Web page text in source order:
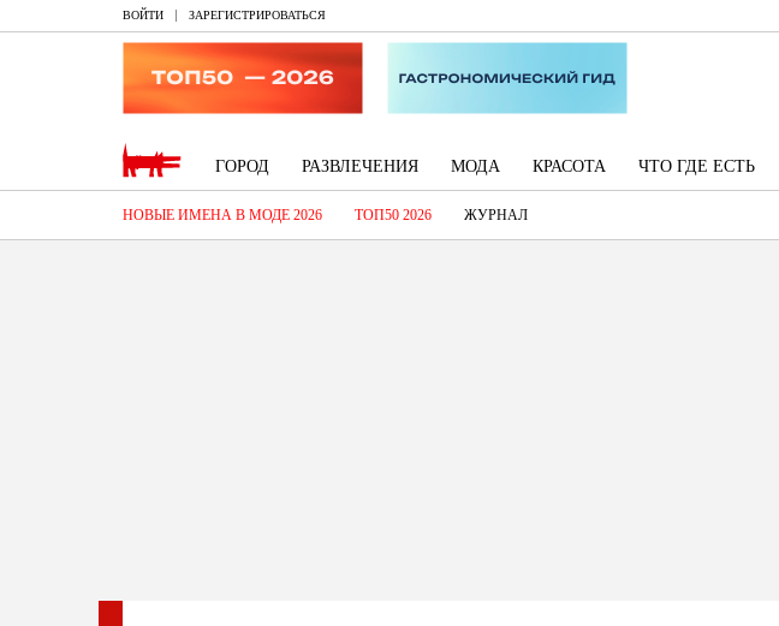
ВОЙТИ ЗАРЕГИСТРИРОВАТЬСЯ
ГОРОД РАЗВЛЕЧЕНИЯ МОДА КРАСОТА ЧТО ГДЕ ЕСТЬ
НОВЫЕ ИМЕНА В МОДЕ 2026 ТОП50 2026 ЖУРНАЛ